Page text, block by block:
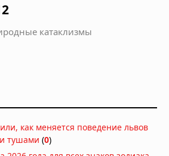
катаклизмы
как меняется поведение львов
тушами (0)